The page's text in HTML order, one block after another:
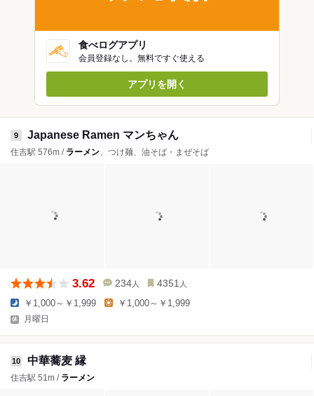
食べログアプリ
会員登録なし。無料ですぐ使える
アプリを開く
9 Japanese Ramen マンちゃん
住吉駅 576m / ラーメン、つけ麺、油そば・まぜそば
3.62 234 人 4351 人
￥1,000～￥1,999 ￥1,000～￥1,999
月曜日
10 中華蕎麦 縁
住吉駅 51m / ラーメン